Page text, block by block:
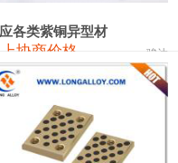
26,400 100
100
24,400
各类紫铜异型材
协商价格 骏达